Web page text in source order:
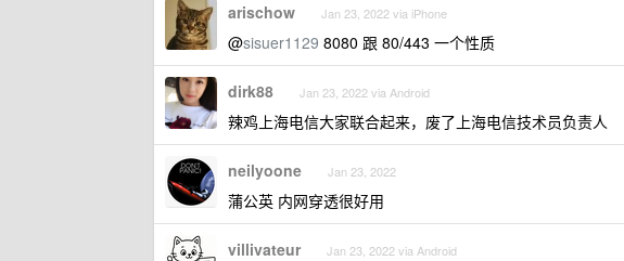
arischow Jan 23, 2022 via iPhone
@sisuer1129 8080 跟 80/443 一个性质
dirk88 Jan 23, 2022 via Android
辣鸡上海电信大家联合起来，废了上海电信技术员负责人
neilyoone Jan 23, 2022
蒲公英 内网穿透很好用
villivateur Jan 23, 2022 via Android